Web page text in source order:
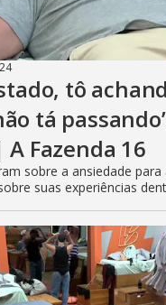
tô
tá
Fazenda 16
sobre a ansiedade para
suas experiências